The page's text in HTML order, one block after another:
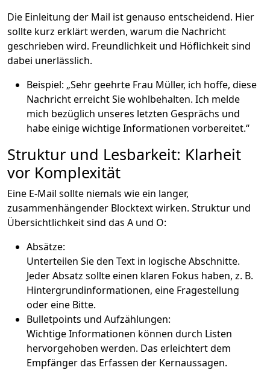
Die Einleitung der Mail ist genauso entscheidend. Hier
sollte kurz erklärt werden, warum die Nachricht
geschrieben wird. Freundlichkeit und Höflichkeit sind
dabei unerlässlich.
Beispiel: „Sehr geehrte Frau Müller, ich hoffe, diese
Nachricht erreicht Sie wohlbehalten. Ich melde
mich bezüglich unseres letzten Gesprächs und
habe einige wichtige Informationen vorbereitet.“
Struktur und Lesbarkeit: Klarheit
vor Komplexität
Eine E-Mail sollte niemals wie ein langer,
zusammenhängender Blocktext wirken. Struktur und
Übersichtlichkeit sind das A und O:
Absätze:
Unterteilen Sie den Text in logische Abschnitte.
Jeder Absatz sollte einen klaren Fokus haben, z. B.
Hintergrundinformationen, eine Fragestellung
oder eine Bitte.
Bulletpoints und Aufzählungen:
Wichtige Informationen können durch Listen
hervorgehoben werden. Das erleichtert dem
Empfänger das Erfassen der Kernaussagen.